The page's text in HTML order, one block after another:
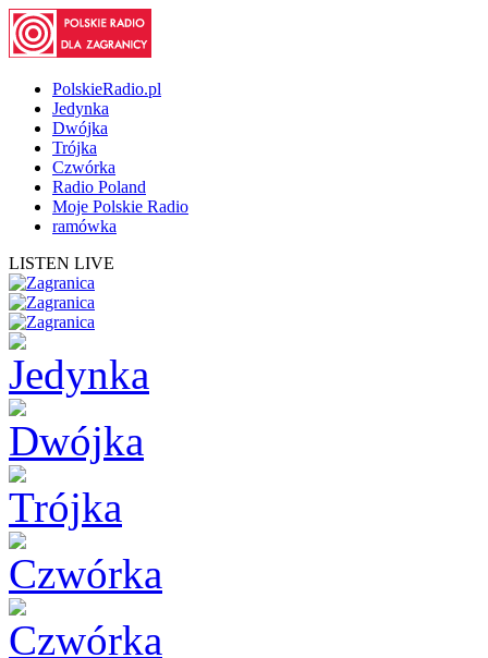
PolskieRadio.pl
Jedynka
Dwójka
Trójka
Czwórka
Radio Poland
Moje Polskie Radio
ramówka
LISTEN LIVE